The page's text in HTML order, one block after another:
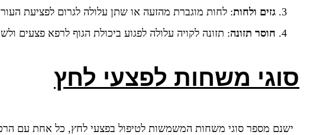
גזים ולחות: לחות מוגברת מהזעה או שתן עלולה לגרום לפציעת העור
חוסר תזונה: תזונה לקויה עלולה לפגוע ביכולת הגוף לרפא פצעים
סוגי משחות לפצעי לחץ
ישנם מספר סוגי משחות המשמשות לטיפול בפצעי לחץ, כל אחת עם הרכב